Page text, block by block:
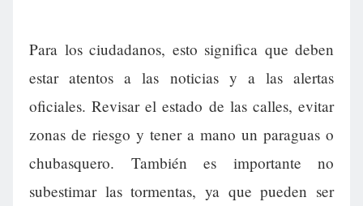
Para los ciudadanos, esto significa que deben
estar atentos a las noticias y a las alertas
oficiales. Revisar el estado de las calles, evitar
zonas de riesgo y tener a mano un paraguas o
chubasquero. También es importante no
subestimar las tormentas, ya que pueden ser